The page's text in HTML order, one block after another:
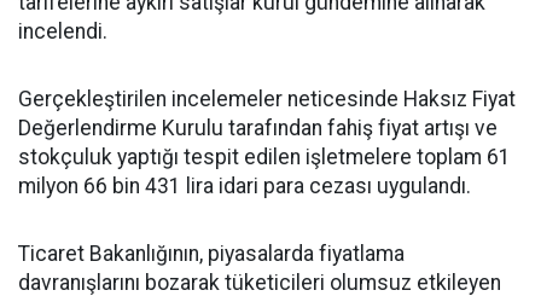
incelendi.
Gerçekleştirilen incelemeler neticesinde Haksız Fiyat
Değerlendirme Kurulu tarafından fahiş fiyat artışı ve
stokçuluk yaptığı tespit edilen işletmelere toplam 61
milyon 66 bin 431 lira idari para cezası uygulandı.
Ticaret Bakanlığının, piyasalarda fiyatlama
davranışlarını bozarak tüketicileri olumsuz etkileyen